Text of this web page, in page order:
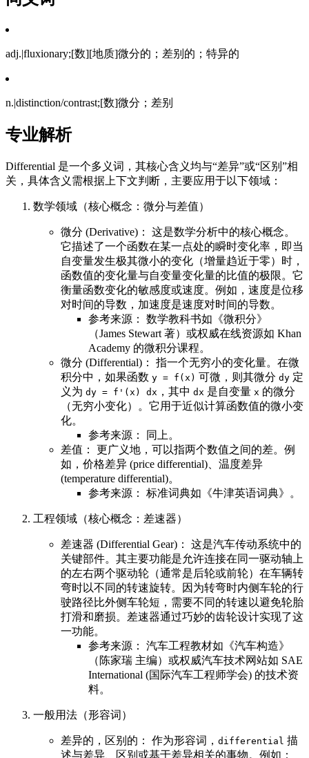
adj.|fluxionary;[数][地质]微分的；差别的；特异的
n.|distinction/contrast;[数]微分；差别
专业解析
Differential 是一个多义词，其核心含义均与“差异”或“区别”相
关，具体含义需根据上下文判断，主要应用于以下领域：
数学领域（核心概念：微分与差值）
微分 (Derivative)： 这是数学分析中的核心概念。
它描述了一个函数在某一点处的瞬时变化率，即当
自变量发生极其微小的变化（增量趋近于零）时，
函数值的变化量与自变量变化量的比值的极限。它
衡量函数变化的敏感度或速度。例如，速度是位移
对时间的导数，加速度是速度对时间的导数。
参考来源： 数学教科书如《微积分》
（James Stewart 著）或权威在线资源如 Khan
Academy 的微积分课程。
微分 (Differential)： 指一个无穷小的变化量。在微
积分中，如果函数 y = f(x) 可微，则其微分 dy 定
义为 dy = f'(x) dx ，其中 dx 是自变量 x 的微分
（无穷小变化）。它用于近似计算函数值的微小变
化。
参考来源： 同上。
差值： 更广义地，可以指两个数值之间的差。例
如，价格差异 (price differential)、温度差异
(temperature differential)。
参考来源： 标准词典如《牛津英语词典》。
工程领域（核心概念：差速器）
差速器 (Differential Gear)： 这是汽车传动系统中的
关键部件。其主要功能是允许连接在同一驱动轴上
的左右两个驱动轮（通常是后轮或前轮）在车辆转
弯时以不同的转速旋转。因为转弯时内侧车轮的行
驶路径比外侧车轮短，需要不同的转速以避免轮胎
打滑和磨损。差速器通过巧妙的齿轮设计实现了这
一功能。
参考来源： 汽车工程教材如《汽车构造》
（陈家瑞 主编）或权威汽车技术网站如 SAE
International (国际汽车工程师学会) 的技术资
料。
一般用法（形容词）
差异的，区别的： 作为形容词， differential 描
述与差异、区别或基于差异相关的事物。例如：